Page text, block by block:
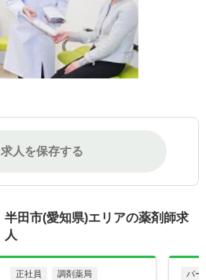
求人を保存する
半田市(愛知県)エリアの薬剤師求
人
正社員 調剤薬局 パー